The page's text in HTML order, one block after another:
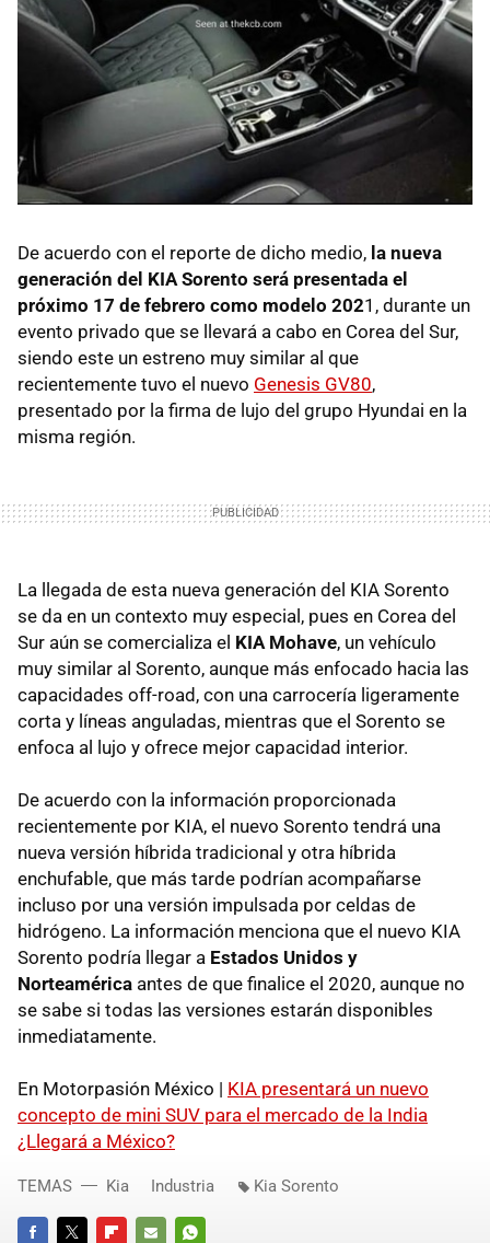
De acuerdo con el reporte de dicho medio, la nueva
generación del KIA Sorento será presentada el
próximo 17 de febrero como modelo 2021, durante un
evento privado que se llevará a cabo en Corea del Sur,
siendo este un estreno muy similar al que
recientemente tuvo el nuevo Genesis GV80,
presentado por la firma de lujo del grupo Hyundai en la
misma región.
La llegada de esta nueva generación del KIA Sorento
se da en un contexto muy especial, pues en Corea del
Sur aún se comercializa el KIA Mohave, un vehículo
muy similar al Sorento, aunque más enfocado hacia las
capacidades off-road, con una carrocería ligeramente
corta y líneas anguladas, mientras que el Sorento se
enfoca al lujo y ofrece mejor capacidad interior.
De acuerdo con la información proporcionada
recientemente por KIA, el nuevo Sorento tendrá una
nueva versión híbrida tradicional y otra híbrida
enchufable, que más tarde podrían acompañarse
incluso por una versión impulsada por celdas de
hidrógeno. La información menciona que el nuevo KIA
Sorento podría llegar a Estados Unidos y
Norteamérica antes de que finalice el 2020, aunque no
se sabe si todas las versiones estarán disponibles
inmediatamente.
En Motorpasión México | KIA presentará un nuevo
concepto de mini SUV para el mercado de la India
¿Llegará a México?
TEMAS Kia Industria Kia Sorento